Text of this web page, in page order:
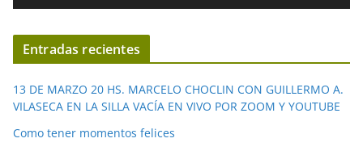
í
d
e
o
Entradas recientes
13 DE MARZO 20 HS. MARCELO CHOCLIN CON GUILLERMO A.
VILASECA EN LA SILLA VACÍA EN VIVO POR ZOOM Y YOUTUBE
Como tener momentos felices